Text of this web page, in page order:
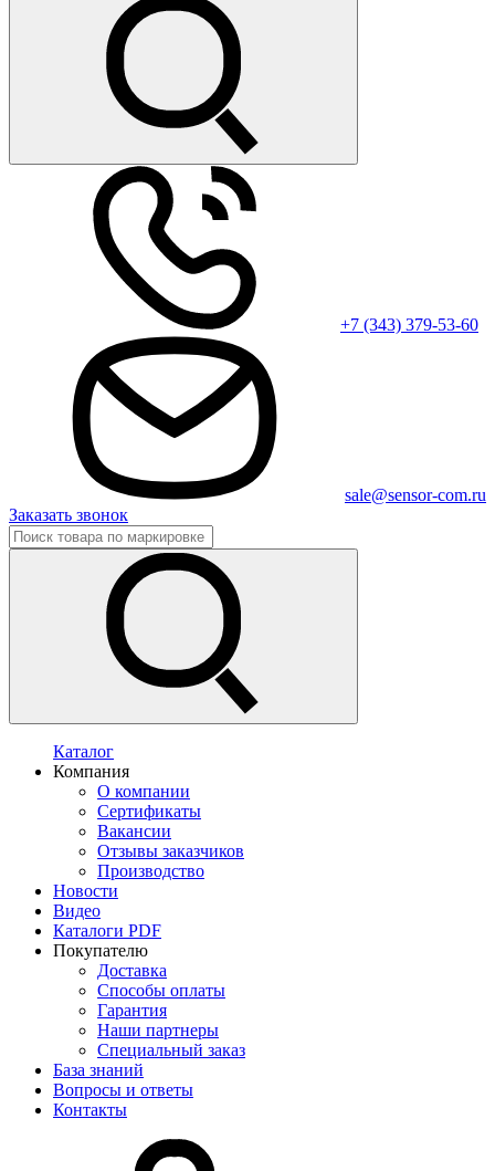
+7 (343) 379-53-60
sale@sensor-com.ru
Заказать звонок
Каталог
Компания
О компании
Сертификаты
Вакансии
Отзывы заказчиков
Производство
Новости
Видео
Каталоги PDF
Покупателю
Доставка
Способы оплаты
Гарантия
Наши партнеры
Специальный заказ
База знаний
Вопросы и ответы
Контакты